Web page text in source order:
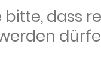
bitte, dass